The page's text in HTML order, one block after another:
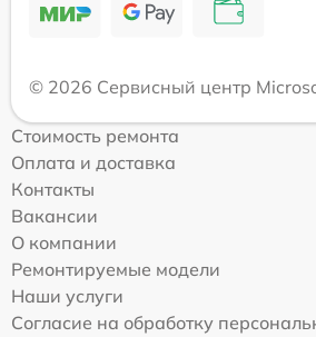
© 2026 Сервисный центр
Стоимость ремонта
Оплата и доставка
Контакты
Вакансии
О компании
Ремонтируемые модели
Наши услуги
Согласие на обработку